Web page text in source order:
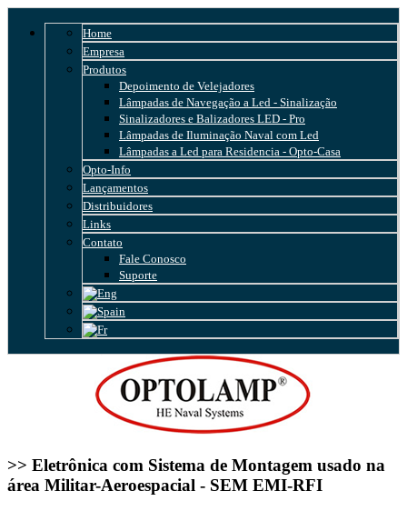
Home
Empresa
Produtos
Depoimento de Velejadores
Lâmpadas de Navegação a Led - Sinalização
Sinalizadores e Balizadores LED - Pro
Lâmpadas de Iluminação Naval com Led
Lâmpadas a Led para Residencia - Opto-Casa
Opto-Info
Lançamentos
Distribuidores
Links
Contato
Fale Conosco
Suporte
>> Eletrônica com Sistema de Montagem usado na
área Militar-Aeroespacial - SEM EMI-RFI